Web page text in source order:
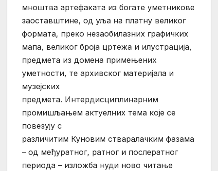
мноштва артефаката из богате уметникове
заоставштине, од уља на платну великог
формата, преко незаобилазних графичких
мапа, великог броја цртежа и илустрација,
предмета из домена примењених
уметности, те архивског материјала и
музејских
предмета. Интердисциплинарним
промишљањем актуелних тема које се
повезују с
различитим Куновим стваралачким фазама
– од међуратног, ратног и послератног
периода – изложба нуди ново читање